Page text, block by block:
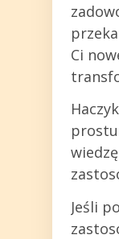
Ci
prostu
Jeśli